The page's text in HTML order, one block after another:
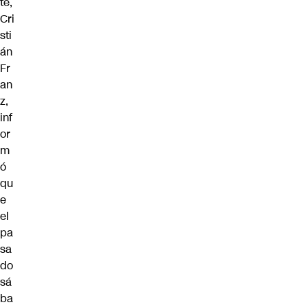
Cri
sti
án
Fr
an
z,
inf
or
m
ó
qu
e
el
pa
sa
do
sá
ba